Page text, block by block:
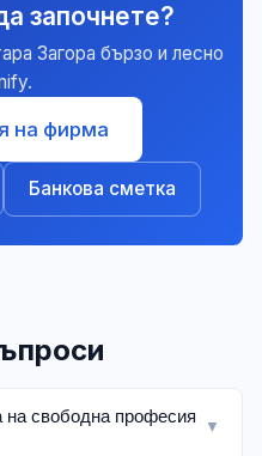
започнете?
Загора бързо и лесно
на фирма
Банкова сметка
на свободна професия
▼